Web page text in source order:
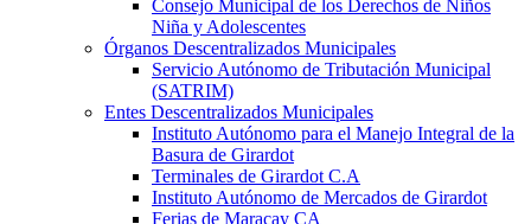
Consejo Municipal de los Derechos de Niños
Niña y Adolescentes
Órganos Descentralizados Municipales
Servicio Autónomo de Tributación Municipal
(SATRIM)
Entes Descentralizados Municipales
Instituto Autónomo para el Manejo Integral de la
Basura de Girardot
Terminales de Girardot C.A
Instituto Autónomo de Mercados de Girardot
Ferias de Maracay CA